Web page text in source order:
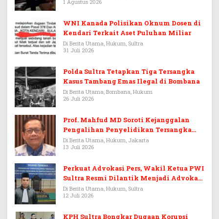
1 Agustus 2026
WNI Kanada Polisikan Oknum Dosen di
Kendari Terkait Aset Puluhan Miliar
Di Berita Utama, Hukum, Sultra
31 Juli 2026
Polda Sultra Tetapkan Tiga Tersangka
Kasus Tambang Emas Ilegal di Bombana
Di Berita Utama, Bombana, Hukum
26 Juli 2026
Prof. Mahfud MD Soroti Kejanggalan
Pengalihan Penyelidikan Tersangka
Febrie Adriansyah
Di Berita Utama, Hukum, Jakarta
13 Juli 2026
Perkuat Advokasi Pers, Wakil Ketua PWI
Sultra Resmi Dilantik Menjadi Advokat
PERADI
Di Berita Utama, Hukum, Sultra
12 Juli 2026
KPH Sultra Bongkar Dugaan Korupsi